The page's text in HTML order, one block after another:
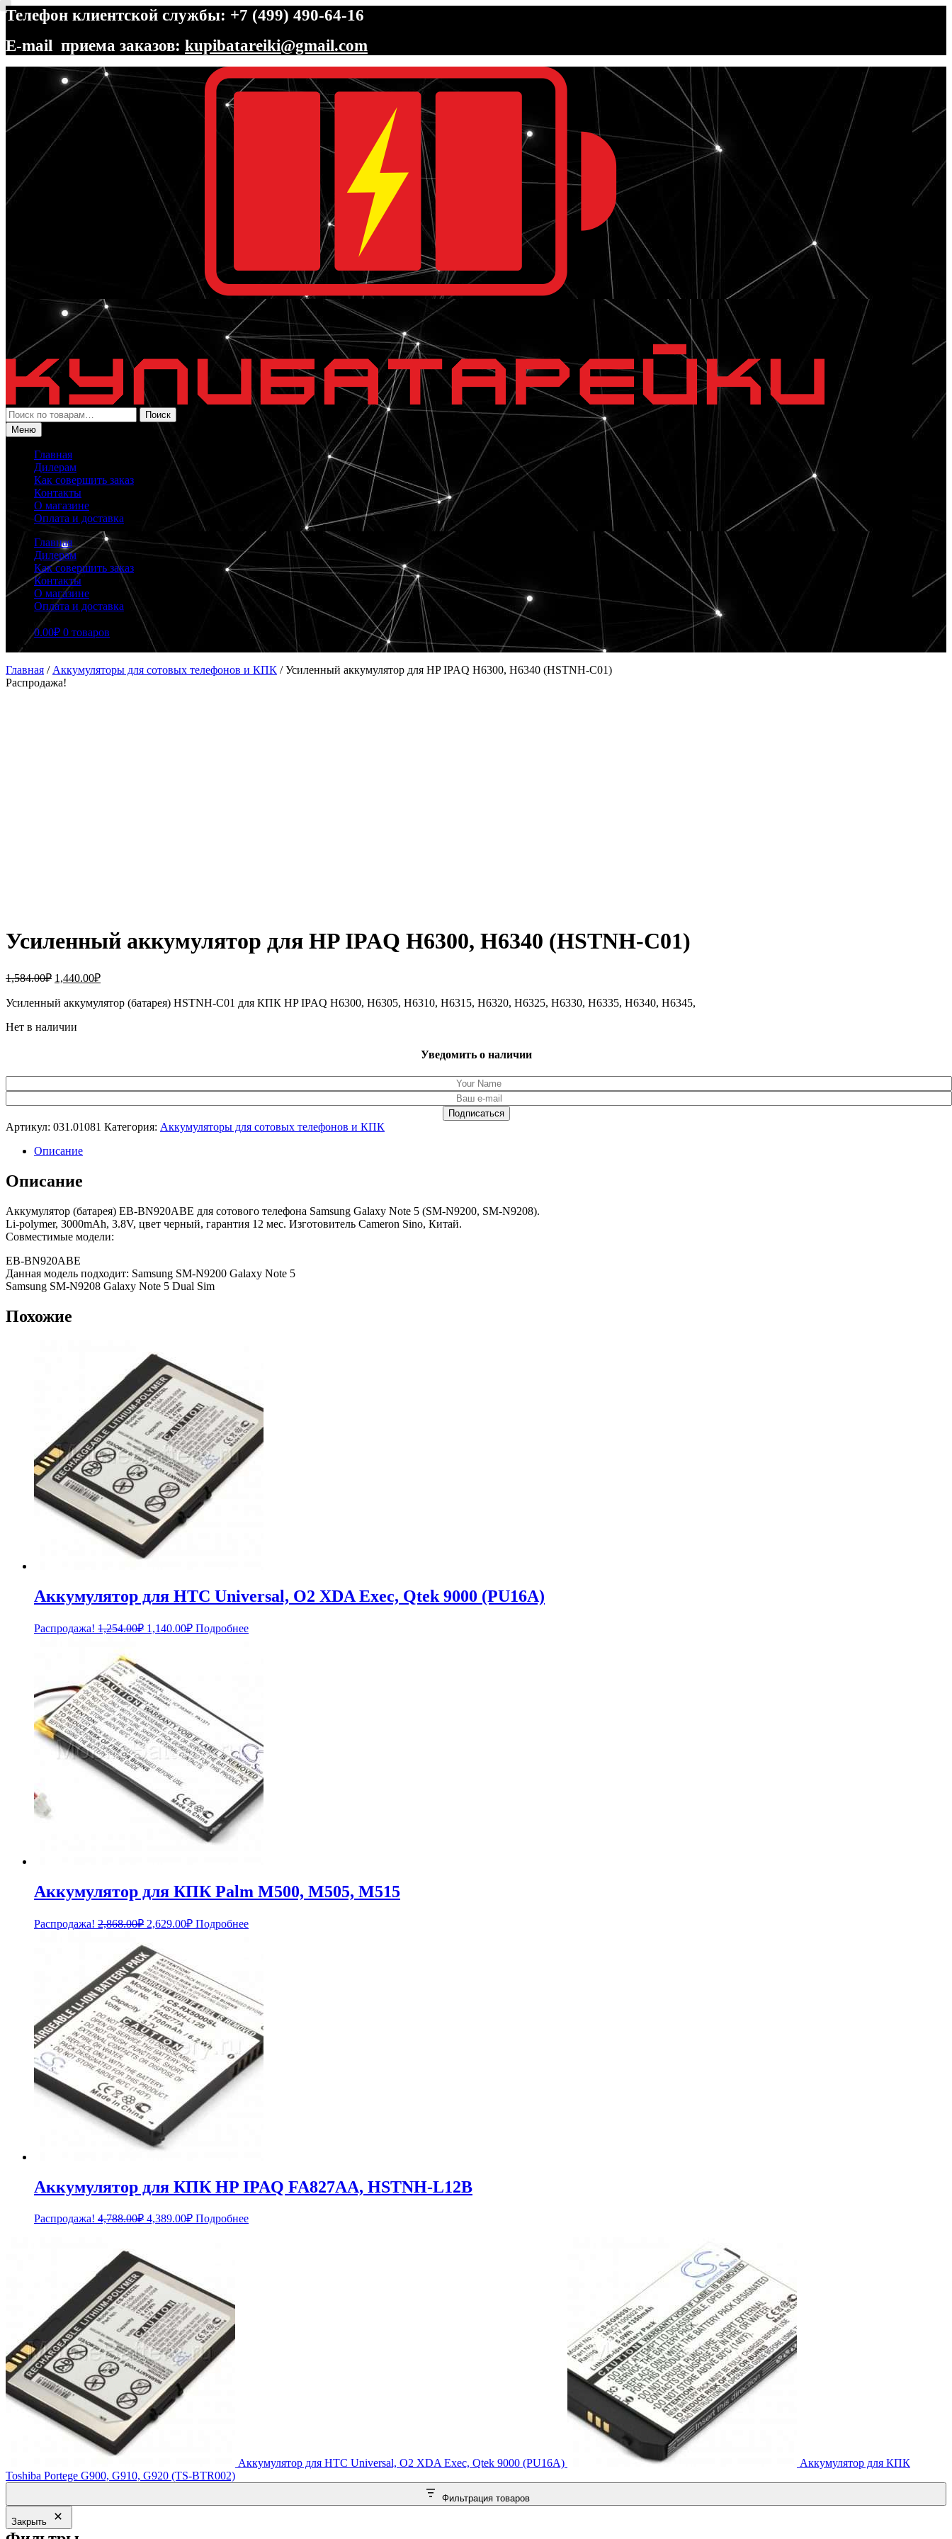
Телефон клиентской службы: +7 (499) 490-64-16
E-mail приема заказов: kupibatareiki@gmail.com
Перейти
навигации
Перейти
содержимому
Искать:
Поиск
Меню
Главная
Дилерам
Как совершить заказ
Контакты
О магазине
Оплата и доставка
Главная
Дилерам
Как совершить заказ
Контакты
О магазине
Оплата и доставка
0.00₽ 0 товаров
Главная / Аккумуляторы для сотовых телефонов и КПК /Усиленный аккумулятор для HP IPAQ H6300, H6340 (HSTNH-C01)
Распродажа!
Усиленный аккумулятор для HP IPAQ H6300, H6340 (HSTNH-C01)
1,584.00₽ Первоначальная
составляла
1,440.00₽Текущая
1,440.00₽.
Усиленный аккумулятор (батарея) HSTNH-C01 для КПК HP IPAQ H6300, H6305, H6310, H6315, H6320, H6325, H6330, H6335, H6340, H6345,
Нет в наличии
Уведомить о наличии
Артикул: 031.01081 Категория: Аккумуляторы для сотовых телефонов и КПК
Описание
Описание
Аккумулятор (батарея) EB-BN920ABE для сотового телефона Samsung Galaxy Note 5 (SM-N9200, SM-N9208).
Li-polymer, 3000mAh, 3.8V, цвет черный, гарантия 12 мес. Изготовитель Cameron Sino, Китай.
Совместимые модели:
EB-BN920ABE
Данная модель подходит: Samsung SM-N9200 Galaxy Note 5
Samsung SM-N9208 Galaxy Note 5 Dual Sim
Похожие
Аккумулятор для HTC Universal, O2 XDA Exec, Qtek 9000 (PU16A)
Распродажа! 1,254.00₽ Первоначальная
1,140.00₽Текущая
цена:
Подробнее
Аккумулятор для КПК Palm M500, M505, M515
Распродажа! 2,868.00₽ Первоначальная
составляла
2,868.00₽.
2,629.00₽Текущая
цена:
Подробнее
Аккумулятор для КПК HP IPAQ FA827AA, HSTNH-L12B
Распродажа! 4,788.00₽ Первоначальная
4,389.00₽Текущая
Подробнее
Аккумулятор для HTC Universal, O2 XDA Exec, Qtek 9000 (PU16A)
Аккумулятор для КПК
Toshiba Portege G900, G910, G920 (TS-BTR002)
Фильтрация товаров
Закрыть